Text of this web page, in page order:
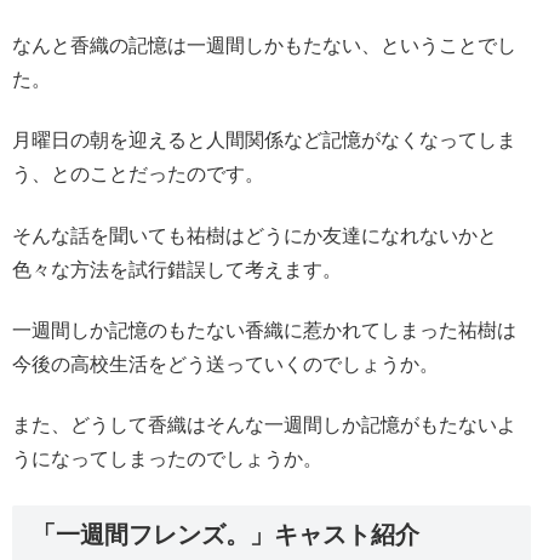
なんと香織の記憶は一週間しかもたない、ということでし
た。
月曜日の朝を迎えると人間関係など記憶がなくなってしま
う、とのことだったのです。
そんな話を聞いても祐樹はどうにか友達になれないかと
色々な方法を試行錯誤して考えます。
一週間しか記憶のもたない香織に惹かれてしまった祐樹は
今後の高校生活をどう送っていくのでしょうか。
また、どうして香織はそんな一週間しか記憶がもたないよ
うになってしまったのでしょうか。
「一週間フレンズ。」キャスト紹介